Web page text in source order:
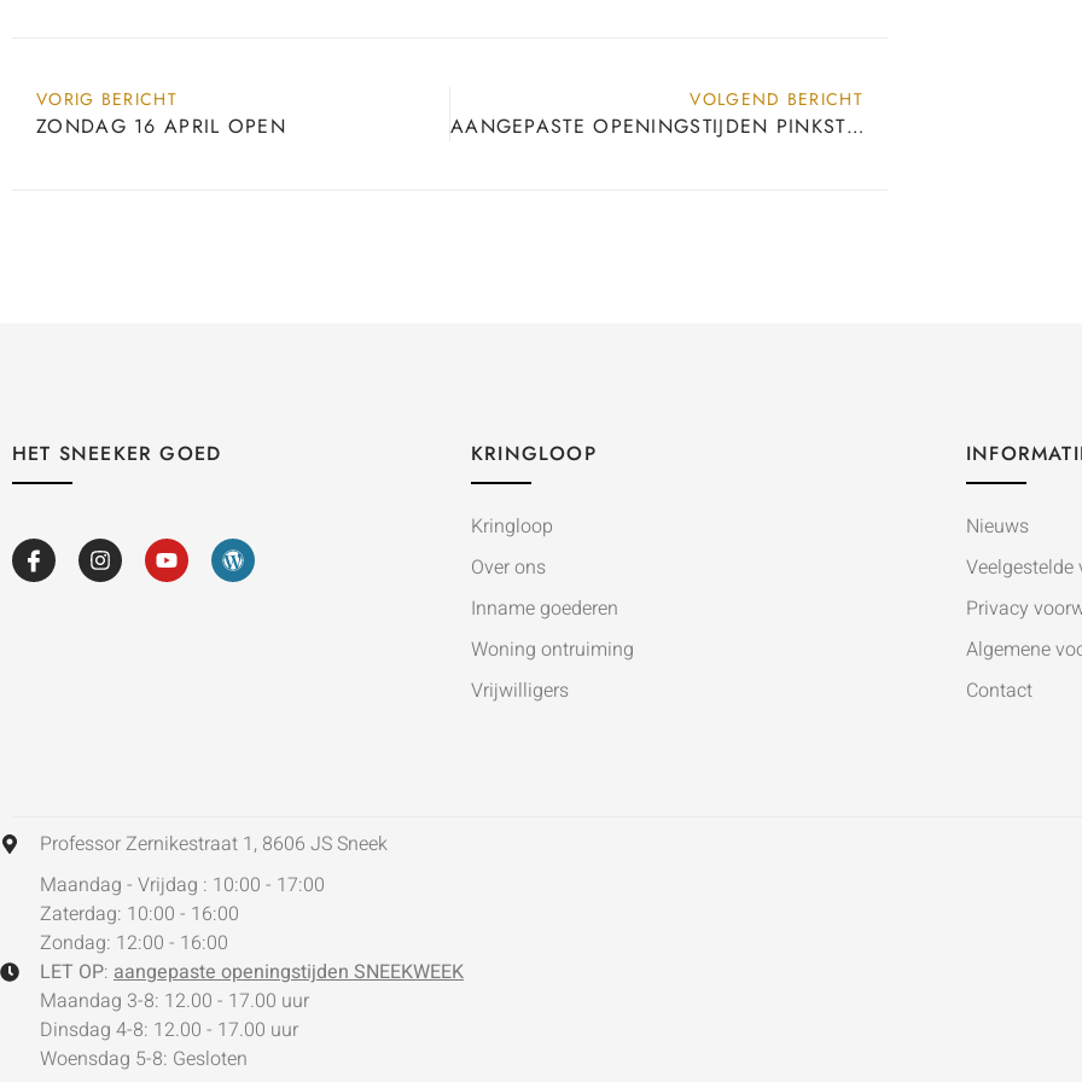
VORIG BERICHT
ZONDAG 16 APRIL OPEN
VOLGEND BERICHT
AANGEPASTE OPENINGSTIJDEN PINKSTEREN
HET SNEEKER GOED KRINGLOOP
Kringloop
Over ons
Inname goederen
Woning ontruiming
Vrijwilligers
Nieuws
Veelgestelde
Privacy
Algemene
Contact
Professor Zernikestraat 1, 8606 JS Sneek
Maandag - Vrijdag : 10:00 - 17:00
Zaterdag: 10:00 - 16:00
Zondag: 12:00 - 16:00
LET OP: aangepaste openingstijden SNEEKWEEK
Maandag 3-8: 12.00 - 17.00 uur
Dinsdag 4-8: 12.00 - 17.00 uur
Woensdag 5-8: Gesloten